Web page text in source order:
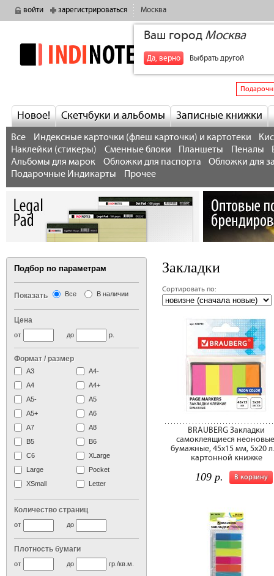
войти зарегистрироваться Москва
Ваш город Москва
Да, верно Выбрать другой
indinotes
Новое! Скетчбуки и альбомы Записные книжки
Все Индексные карточки (флеш карточки) и картотеки
Наклейки (стикеры)
Сменные блоки Планшеты Пеналы
Альбомы для марок
Обложки для паспорта
Обложки для
Подарочные Индикарты
Прочее
Закладки
Сортировать по:
BRAUBERG Закладки
самоклеящиеся
бумажные, 45х15 мм, 5х20
картонной книжке
В корзину
109 р.
Подбор по параметрам
Показать Все В наличии
Цена
до
от р.
Формат / размер
А3
А4-
А4
A4+
А5-
А5
A5+
А6
А7
A8
B5
B6
C6
XLarge
Large
Pocket
XSmall
Letter
Количество страниц
до
от
Плотность бумаги
до
от гр./кв.м.